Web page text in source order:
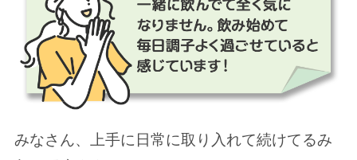
みなさん、上手に日常に取り入れて続けてるみ